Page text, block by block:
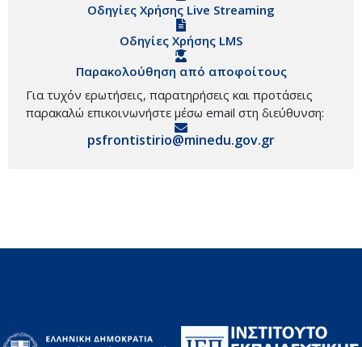
Οδηγίες Χρήσης Live Streaming
Οδηγίες Χρήσης LMS
Παρακολούθηση από αποφοίτους
Για τυχόν ερωτήσεις, παρατηρήσεις και προτάσεις
παρακαλώ επικοινωνήστε μέσω email στη διεύθυνση:
psfrontistirio@minedu.gov.gr